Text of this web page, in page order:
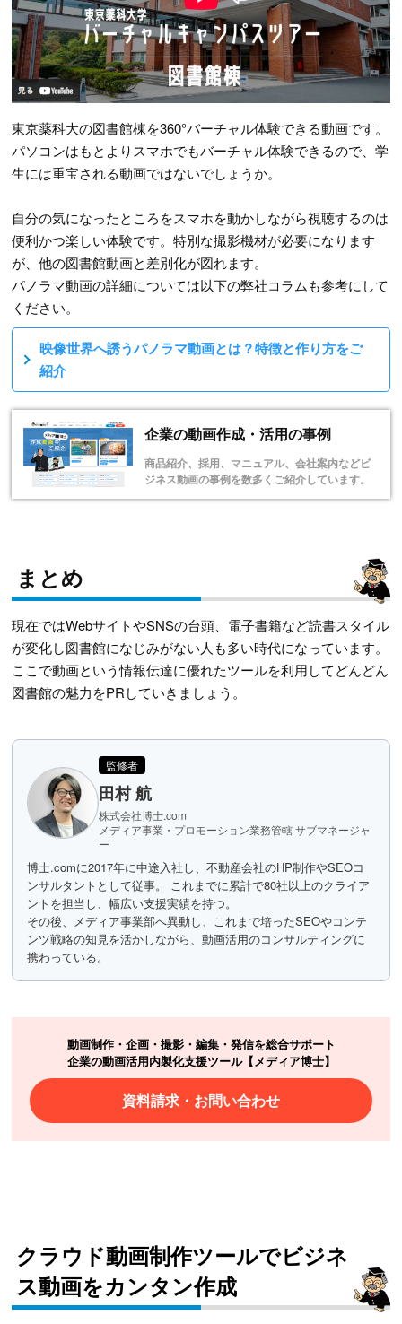
東京薬科大の図書館棟を360°バーチャル体験できる動画です。
パソコンはもとよりスマホでもバーチャル体験できるので、学
生には重宝される動画ではないでしょうか。
自分の気になったところをスマホを動かしながら視聴するのは
便利かつ楽しい体験です。特別な撮影機材が必要になります
が、他の図書館動画と差別化が図れます。
パノラマ動画の詳細については以下の弊社コラムも参考にして
ください。
映像世界へ誘うパノラマ動画とは？特徴と作り方をご
紹介
企業の動画作成・活用の事例
商品紹介、採用、マニュアル、会社案内などビ
ジネス動画の事例を数多くご紹介しています。
まとめ
現在ではWebサイトやSNSの台頭、電子書籍など読書スタイル
が変化し図書館になじみがない人も多い時代になっています。
ここで動画という情報伝達に優れたツールを利用してどんどん
図書館の魅力をPRしていきましょう。
監修者
田村 航
株式会社博士.com
メディア事業・プロモーション業務管轄 サブマネージャ
ー
博士.comに2017年に中途入社し、不動産会社のHP制作やSEOコ
ンサルタントとして従事。 これまでに累計で80社以上のクライア
ントを担当し、幅広い支援実績を持つ。
その後、メディア事業部へ異動し、これまで培ったSEOやコンテ
ンツ戦略の知見を活かしながら、動画活用のコンサルティングに
携わっている。
動画制作・企画・撮影・編集・発信を総合サポート
企業の動画活用内製化支援ツール【メディア博士】
資料請求・お問い合わせ
クラウド動画制作ツールでビジネ
ス動画をカンタン作成